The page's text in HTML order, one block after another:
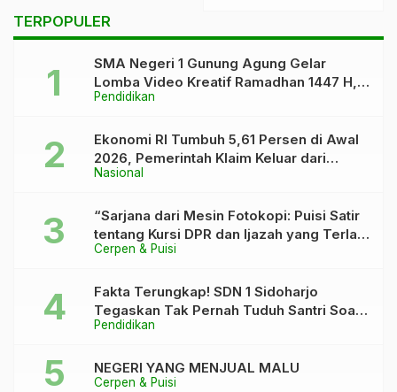
TERPOPULER
Pendidikan
SMA Negeri 1 Gunung Agung Gelar
Lomba Video Kreatif Ramadhan 1447 H,
Asah Bakat dan Pererat Kebersamaan
Nasional
Ekonomi RI Tumbuh 5,61 Persen di Awal
2026, Pemerintah Klaim Keluar dari
“Kutukan” 5 Persen
Cerpen & Puisi
“Sarjana dari Mesin Fotokopi: Puisi Satir
tentang Kursi DPR dan Ijazah yang Terlalu
Rapi”
Pendidikan
Fakta Terungkap! SDN 1 Sidoharjo
Tegaskan Tak Pernah Tuduh Santri Soal
Kaca Pecah
Cerpen & Puisi
NEGERI YANG MENJUAL MALU